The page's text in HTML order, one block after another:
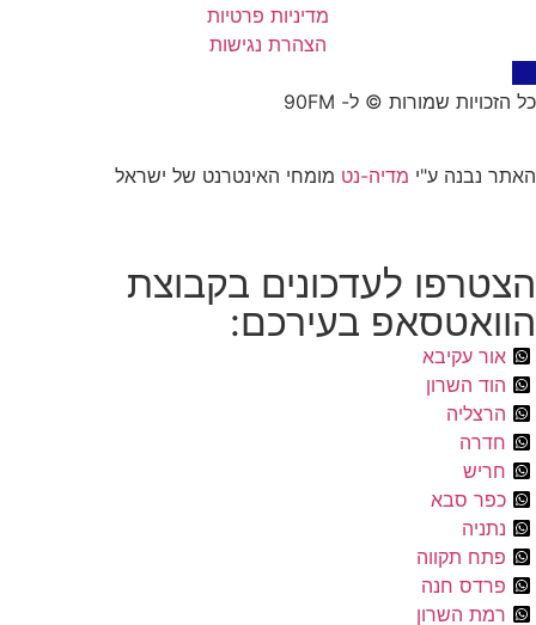
מדיניות פרטיות
הצהרת נגישות
כל הזכויות שמורות © ל- 90FM
האתר נבנה ע"י מדיה-נט מומחי האינטרנט של ישראל
הצטרפו לעדכונים בקבוצת
הוואטסאפ בעירכם:
אור עקיבא
הוד השרון
הרצליה
חדרה
חריש
כפר סבא
נתניה
פתח תקווה
פרדס חנה
רמת השרון